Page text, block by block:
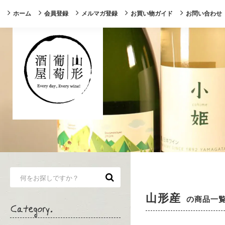
ホーム 会員登録 メルマガ登録 お買い物ガイド お問い合わせ
山形産 の商品一